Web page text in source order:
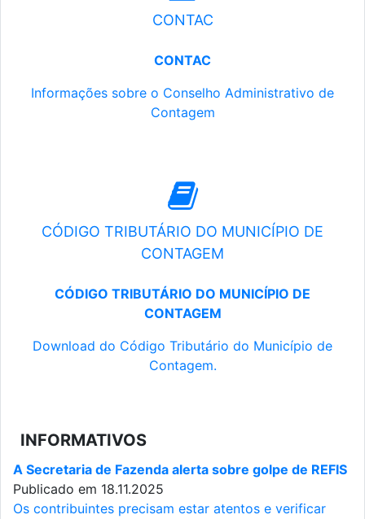
CONTAC
CONTAC
Informações sobre o Conselho Administrativo de
Contagem
CÓDIGO TRIBUTÁRIO DO MUNICÍPIO DE
CONTAGEM
CÓDIGO TRIBUTÁRIO DO MUNICÍPIO DE
CONTAGEM
Download do Código Tributário do Município de
Contagem.
INFORMATIVOS
A Secretaria de Fazenda alerta sobre golpe de REFIS
Publicado em 18.11.2025
Os contribuintes precisam estar atentos e verificar